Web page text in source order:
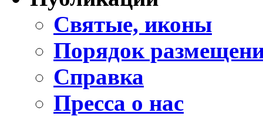
Святые, иконы
Порядок
Справка
Пресса о нас